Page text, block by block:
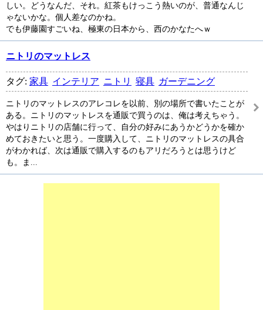
しい。どうなんだ、それ。紅茶もけっこう熱いのが、普通なんじ
ゃないかな。個人差なのかね。
でも伊藤園すごいね、極東の日本から、西のかなたへｗ
ニトリのマットレス
タグ: 家具 インテリア ニトリ 寝具 ガーデニング
ニトリのマットレスのアレコレを以前、別の場所で書いたことが
ある。ニトリのマットレスを通販で買うのは、俺は考えちゃう。
やはりニトリの店舗に行って、自分の好みにあうかどうかを確か
めておきたいと思う。一度購入して、ニトリのマットレスの具合
がわかれば、次は通販で購入するのもアリだろうとは思うけど
も。ま...